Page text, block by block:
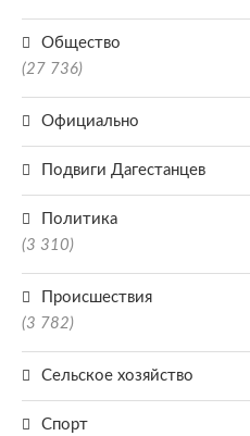
Общество
(27 736)
Официально
Подвиги Дагестанцев
Политика
(3 310)
Происшествия
(3 782)
Сельское хозяйство
Спорт